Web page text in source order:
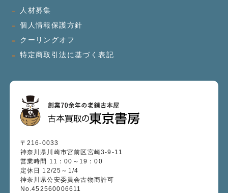
人材募集
個人情報保護方針
クーリングオフ
特定商取引法に基づく表記
〒216-0033
神奈川県川崎市宮前区宮崎3-9-11
営業時間 11：00～19：00
定休日 12/25～1/4
神奈川県公安委員会古物商許可
No.452560006611